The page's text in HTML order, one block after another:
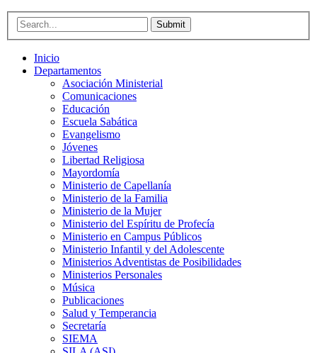
Submit
Inicio
Departamentos
Asociación Ministerial
Comunicaciones
Educación
Escuela Sabática
Evangelismo
Jóvenes
Libertad Religiosa
Mayordomía
Ministerio de Capellanía
Ministerio de la Familia
Ministerio de la Mujer
Ministerio del Espíritu de Profecía
Ministerio en Campus Públicos
Ministerio Infantil y del Adolescente
Ministerios Adventistas de Posibilidades
Ministerios Personales
Música
Publicaciones
Salud y Temperancia
Secretaría
SIEMA